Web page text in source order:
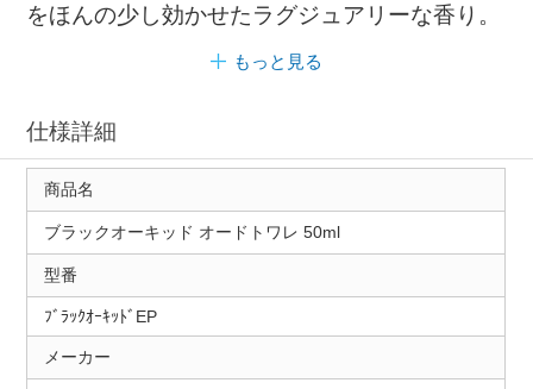
をほんの少し効かせたラグジュアリーな香り。
もっと見る
仕様詳細
商品名
ブラックオーキッド オードトワレ 50ml
型番
ﾌﾞﾗｯｸｵｰｷｯﾄﾞEP
メーカー